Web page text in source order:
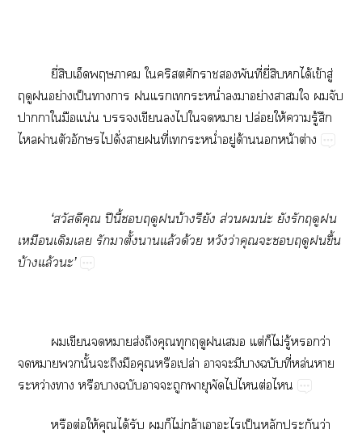
ี่​​​​​​​ี่​ี่​​​ได้​ข้​ู่​
​​ย่​ป็​​​​​​น่ำ​​​ย่​​​​​​
​​​น่​​​​​​​​ปล่​ให้​​ู้​​
​ผ่​​​​ั่​​​ี่​​น่ำ​ู่​ด้​​น้​ต่
‘​​​ปี​ี้​​​​บ้ึ​ส่​น่​​​​​
​​​​​ั้​​ล้​ด้​​ว่​​​​​​ึ้​
บ้​ล้​’
​​​​ส่​​​​​​​ต่​​ไม่​ู้​​ว่​
​​​ั้​​​​​​ปล่​​​​​​ี่​ล่​​
ว่​​​​​​​​​​​​ต่​
​ต่​ให้​​ได้​​​​ไม่​ล้​​​ป็​​​ว่​